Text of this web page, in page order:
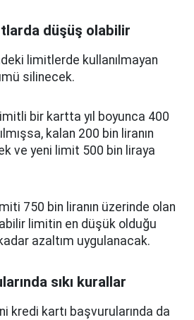
düşüş olabilir
limitlerde kullanılmayan
silinecek.
bir kartta yıl boyunca 400
kalan 200 bin liranın
ve yeni limit 500 bin liraya
750 bin liranın üzerinde olan
limitin en düşük olduğu
azaltım uygulanacak.
sıkı kurallar
kredi kartı başvurularında da